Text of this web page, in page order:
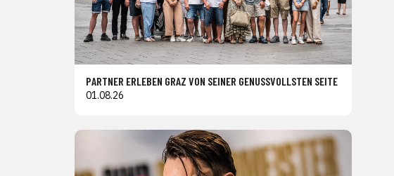
PARTNER ERLEBEN GRAZ VON SEINER GENUSSVOLLSTEN SEITE
01.08.26